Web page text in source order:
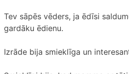
Tev sāpēs vēders, ja ēdīsi
gardāku ēdienu.
Izrāde bija smieklīga un